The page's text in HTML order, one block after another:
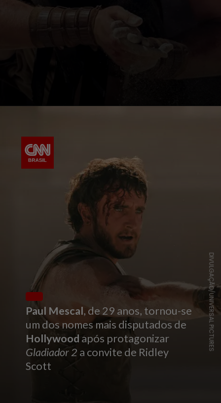
Paul Mescal, de 29 anos, tornou-se
um dos nomes mais disputados de
Hollywood após protagonizar
Gladiador 2 a convite de Ridley
Scott
DIVULGAÇÃO/UNIVERSAL PICTURES